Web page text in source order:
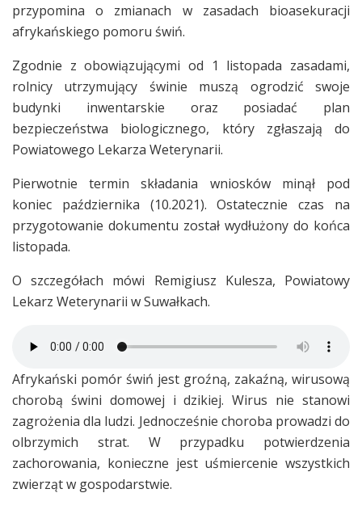
przypomina o zmianach w zasadach bioasekuracji
afrykańskiego pomoru świń.
Zgodnie z obowiązującymi od 1 listopada zasadami,
rolnicy utrzymujący świnie muszą ogrodzić swoje
budynki inwentarskie oraz posiadać plan
bezpieczeństwa biologicznego, który zgłaszają do
Powiatowego Lekarza Weterynarii.
Pierwotnie termin składania wniosków minął pod
koniec października (10.2021). Ostatecznie czas na
przygotowanie dokumentu został wydłużony do końca
listopada.
O szczegółach mówi Remigiusz Kulesza, Powiatowy
Lekarz Weterynarii w Suwałkach.
Afrykański pomór świń jest groźną, zakaźną, wirusową
chorobą świni domowej i dzikiej. Wirus nie stanowi
zagrożenia dla ludzi. Jednocześnie choroba prowadzi do
olbrzymich strat. W przypadku potwierdzenia
zachorowania, konieczne jest uśmiercenie wszystkich
zwierząt w gospodarstwie.